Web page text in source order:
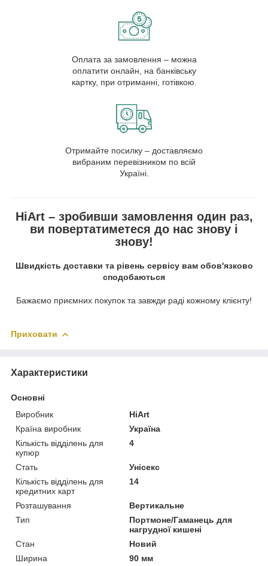
Оплата за замовлення – можна
оплатити онлайн, на банківську
картку, при отриманні, готівкою.
Отримайте посилку – доставляємо
вибраним перевізником по всій
Україні.
HiArt – зробивши замовлення один раз,
ви повертатиметеся до нас знову і
знову!
Швидкість доставки та рівень сервісу вам обов'язково
сподобаються
Бажаємо приємних покупок та завжди раді кожному клієнту!
Приховати
Характеристики
Основні
Виробник
HiArt
Країна виробник
Україна
Кількість відділень для
купюр
4
Стать
Унісекс
Кількість відділень для
кредитних карт
14
Розташування
Вертикальне
Тип
Портмоне/Гаманець для
нагрудної кишені
Стан
Новий
Ширина
90 мм